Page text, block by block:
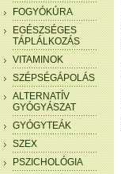
FOGYÓKÚRA
EGÉSZSÉGES
TÁPLÁLKOZÁS
VITAMINOK
SZÉPSÉGÁPOLÁS
ALTERNATÍV
GYÓGYÁSZAT
GYÓGYTEÁK
SZEX
PSZICHOLÓGIA